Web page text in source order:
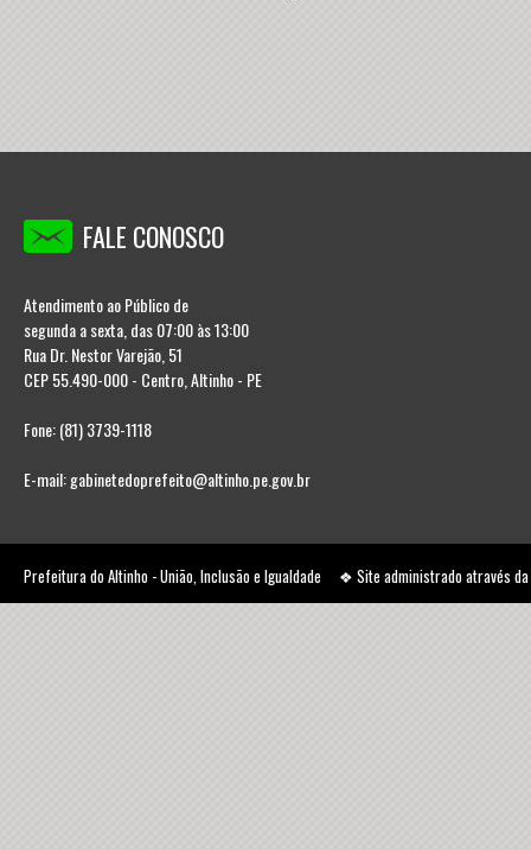
FALE CONOSCO
Atendimento ao Público de
segunda a sexta, das 07:00 às 13:00
Rua Dr. Nestor Varejão, 51
CEP 55.490-000 - Centro, Altinho - PE
Fone: (81) 3739-1118
E-mail: gabinetedoprefeito@altinho.pe.gov.br
Prefeitura do Altinho - União, Inclusão e Igualdade ❖ Site administrado através da